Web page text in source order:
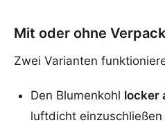
Mit oder ohne
Zwei Varianten
Den Blumenkohl locker
luftdicht einzuschließen